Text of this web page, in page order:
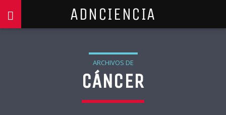
ADNCIENCIA
ARCHIVOS DE
CÁNCER